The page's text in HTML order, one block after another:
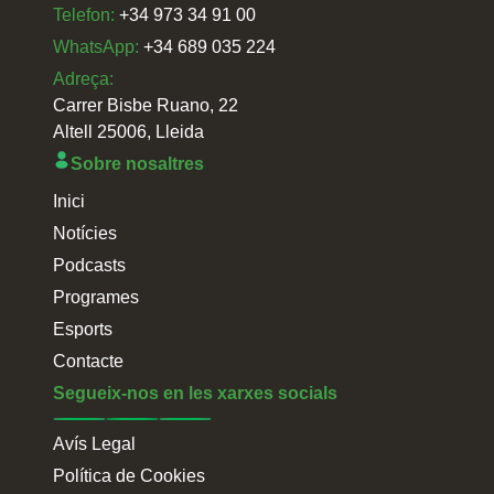
Telefon: +34 973 34 91 00
WhatsApp: +34 689 035 224
Adreça:
Carrer Bisbe Ruano, 22
Altell 25006, Lleida
Sobre nosaltres
Inici
Notícies
Podcasts
Programes
Esports
Contacte
Segueix-nos en les xarxes socials
Avís Legal
Política de Cookies